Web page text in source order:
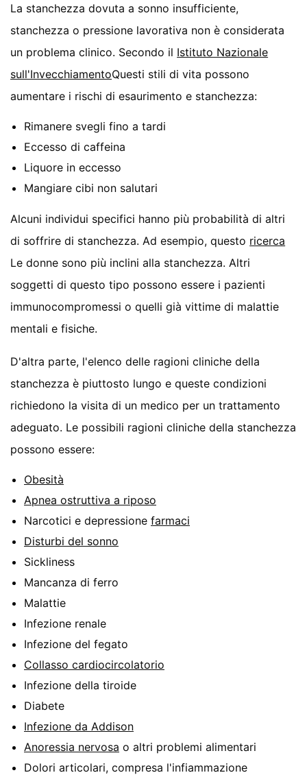
La stanchezza dovuta a sonno insufficiente,
stanchezza o pressione lavorativa non è considerata
un problema clinico. Secondo il Istituto Nazionale
sull'InvecchiamentoQuesti stili di vita possono
aumentare i rischi di esaurimento e stanchezza:
Rimanere svegli fino a tardi
Eccesso di caffeina
Liquore in eccesso
Mangiare cibi non salutari
Alcuni individui specifici hanno più probabilità di altri
di soffrire di stanchezza. Ad esempio, questo ricerca
Le donne sono più inclini alla stanchezza. Altri
soggetti di questo tipo possono essere i pazienti
immunocompromessi o quelli già vittime di malattie
mentali e fisiche.
D'altra parte, l'elenco delle ragioni cliniche della
stanchezza è piuttosto lungo e queste condizioni
richiedono la visita di un medico per un trattamento
adeguato. Le possibili ragioni cliniche della stanchezza
possono essere:
Obesità
Apnea ostruttiva a riposo
Narcotici e depressione farmaci
Disturbi del sonno
Sickliness
Mancanza di ferro
Malattie
Infezione renale
Infezione del fegato
Collasso cardiocircolatorio
Infezione della tiroide
Diabete
Infezione da Addison
Anoressia nervosa o altri problemi alimentari
Dolori articolari, compresa l'infiammazione